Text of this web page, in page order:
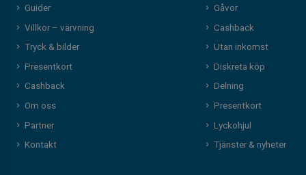
Guider
Villkor – värvning
Tryck & bilder
Presentkort
Cashback
Om oss
Partner
Kontakt
Gåvor
Cashback
Utan inkomst
Diskreta köp
Delning
Presentkort
Lyckohjul
Tjänster & nyheter